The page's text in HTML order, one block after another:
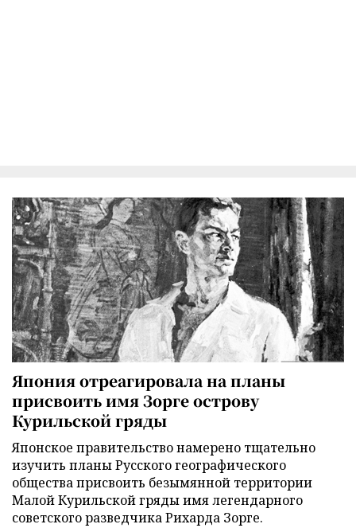
Япония отреагировала на планы
присвоить имя Зорге острову
Курильской гряды
Японское правительство намерено тщательно
изучить планы Русского географического
общества присвоить безымянной территории
Малой Курильской гряды имя легендарного
советского разведчика Рихарда Зорге.